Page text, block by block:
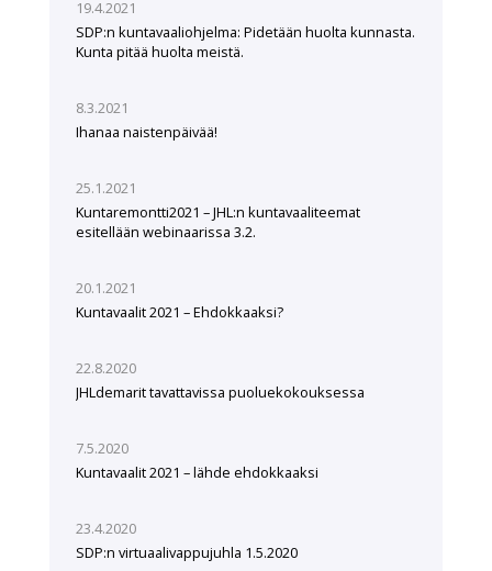
19.4.2021
SDP:n kuntavaaliohjelma: Pidetään huolta kunnasta.
Kunta pitää huolta meistä.
8.3.2021
Ihanaa naistenpäivää!
25.1.2021
Kuntaremontti2021 – JHL:n kuntavaaliteemat
esitellään webinaarissa 3.2.
20.1.2021
Kuntavaalit 2021 – Ehdokkaaksi?
22.8.2020
JHLdemarit tavattavissa puoluekokouksessa
7.5.2020
Kuntavaalit 2021 – lähde ehdokkaaksi
23.4.2020
SDP:n virtuaalivappujuhla 1.5.2020